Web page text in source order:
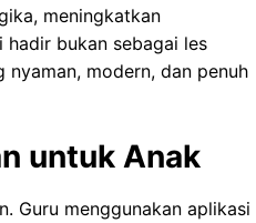
meningkatkan
hadir bukan sebagai les
nyaman, modern, dan penuh
untuk Anak
Guru menggunakan aplikasi